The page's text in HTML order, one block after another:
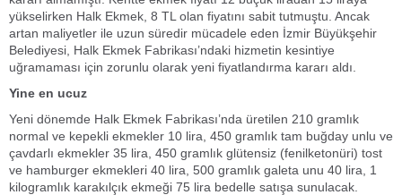
yükselirken Halk Ekmek, 8 TL olan fiyatını sabit tutmuştu. Ancak
artan maliyetler ile uzun süredir mücadele eden İzmir Büyükşehir
Belediyesi, Halk Ekmek Fabrikası’ndaki hizmetin kesintiye
uğramaması için zorunlu olarak yeni fiyatlandırma kararı aldı.
Yine en ucuz
Yeni dönemde Halk Ekmek Fabrikası’nda üretilen 210 gramlık
normal ve kepekli ekmekler 10 lira, 450 gramlık tam buğday unlu ve
çavdarlı ekmekler 35 lira, 450 gramlık glütensiz (fenilketonüri) tost
ve hamburger ekmekleri 40 lira, 500 gramlık galeta unu 40 lira, 1
kilogramlık karakılçık ekmeği 75 lira bedelle satışa sunulacak.